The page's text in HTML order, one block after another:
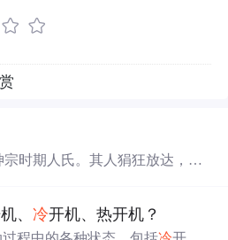
宗时期人氏。其人狷狂放达，行
、冷开机、热开机？